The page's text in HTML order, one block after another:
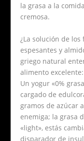
la grasa a la
cremosa.
¿La solución de
espesantes y
griego natural
alimento
Un yogur «0%
cargado de
gramos de azúcar
enemiga; la grasa
«light», estás
disparador de